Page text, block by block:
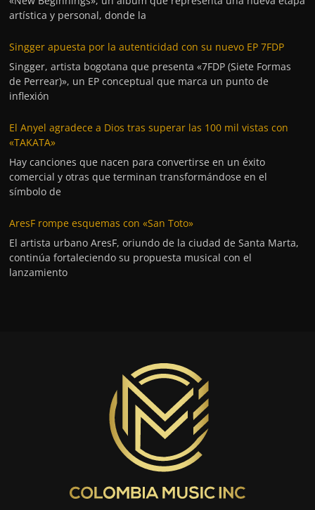
artística y personal, donde la
Singger apuesta por la autenticidad con su nuevo EP 7FDP
Singger, artista bogotana que presenta «7FDP (Siete Formas
de Perrear)», un EP conceptual que marca un punto de
inflexión
El Anyel agradece a Dios tras superar las 100 mil vistas con
«TAKATA»
Hay canciones que nacen para convertirse en un éxito
comercial y otras que terminan transformándose en el
símbolo de
AresF rompe esquemas con «San Toto»
El artista urbano AresF, oriundo de la ciudad de Santa Marta,
continúa fortaleciendo su propuesta musical con el
lanzamiento